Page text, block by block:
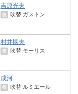
吉原光夫
役 吹替:ガストン
村井國夫
役 吹替:モーリス
成河
役 吹替:ルミエール